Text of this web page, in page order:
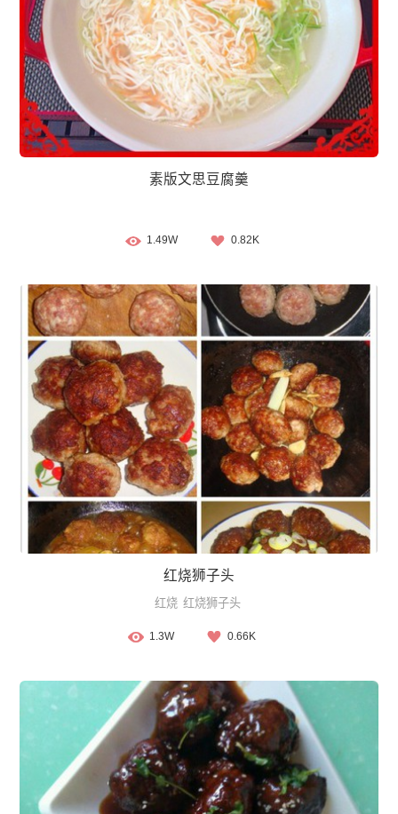
素版文思豆腐羹
1.49W 0.82K
红烧狮子头
红烧 红烧狮子头
1.3W 0.66K